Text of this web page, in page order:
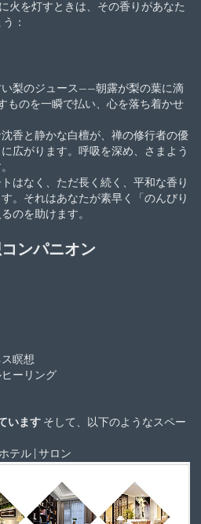
火を灯すときは、その香りがあなた
：
い梨のジュース——朝露が梨の葉に滴
ものを一瞬で払い、心を落ち着かせ
香と静かな白檀が、禅の修行者の優
広がります。呼吸を深め、さまよう
トはなく、ただ長く続く、平和な香り
。それはあなたが素早く「のんびり
のを助けます。
ンパニオン
瞑想
ーリング
います そして、以下のようなスペー
テル | サロン